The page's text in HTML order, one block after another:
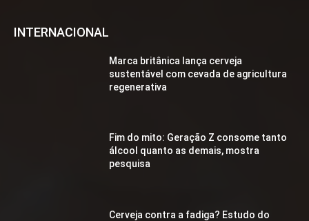
INTERNACIONAL
Marca britânica lança cerveja
sustentável com cevada de agricultura
regenerativa
Fim do mito: Geração Z consome tanto
álcool quanto as demais, mostra
pesquisa
Cerveja contra a fadiga? Estudo do